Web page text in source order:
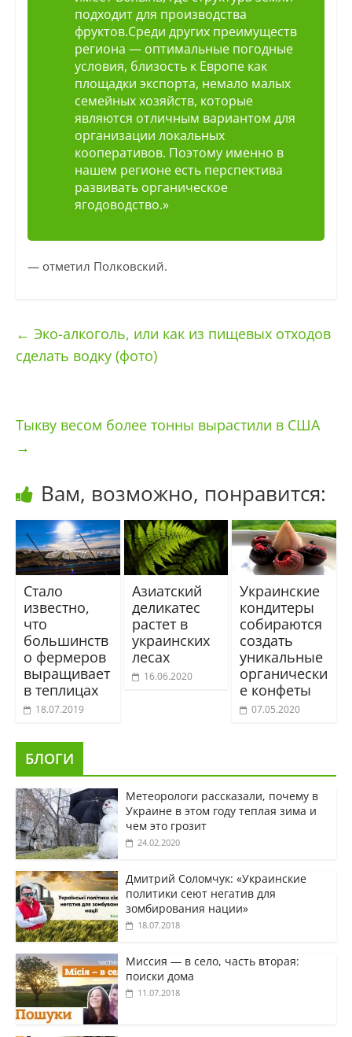
подходит для производства
фруктов.Среди других преимуществ
региона — оптимальные погодные
условия, близость к Европе как
площадки экспорта, немало малых
семейных хозяйств, которые
являются отличным вариантом для
организации локальных
кооперативов. Поэтому именно в
нашем регионе есть перспектива
развивать органическое
ягодоводство.»
— отметил Полковский.
← Эко-алкоголь, или как из пищевых отходов
сделать водку (фото)
Тыкву весом более тонны вырастили в США
→
Вам, возможно, понравится:
Стало
известно,
что
большинств
о фермеров
выращивает
в теплицах
18.07.2019
Азиатский
деликатес
растет в
украинских
лесах
16.06.2020
Украинские
кондитеры
собираются
создать
уникальные
органически
е конфеты
07.05.2020
БЛОГИ
Метеорологи рассказали, почему в
Украине в этом году теплая зима и
чем это грозит
24.02.2020
Дмитрий Соломчук: «Украинские
политики сеют негатив для
зомбирования нации»
18.07.2018
Миссия — в село, часть вторая:
поиски дома
11.07.2018